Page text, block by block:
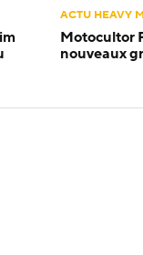
ACTU HEAVY
Motocultor
nouveaux